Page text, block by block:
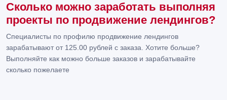
Сколько можно заработать выполняя
проекты по продвижение лендингов?
Специалисты по профилю продвижение лендингов
зарабатывают от 125.00 рублей с заказа. Хотите больше?
Выполняйте как можно больше заказов и зарабатывайте
сколько пожелаете